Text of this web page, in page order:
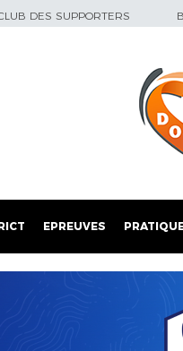
DES SUPPORTERS
EPREUVES